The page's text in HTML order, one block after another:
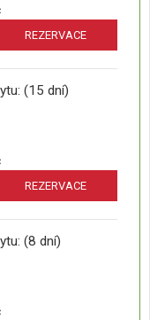
REZERVACE
(15 dní)
REZERVACE
(8 dní)